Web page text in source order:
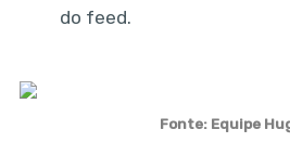
do feed.
Fonte: Equipe